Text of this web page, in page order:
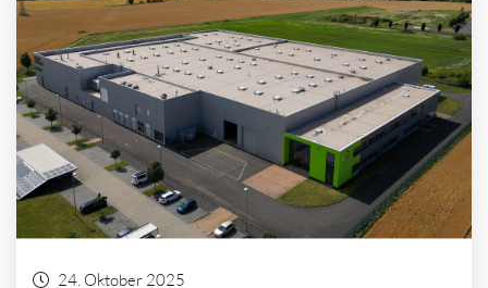
24. Oktober 2025